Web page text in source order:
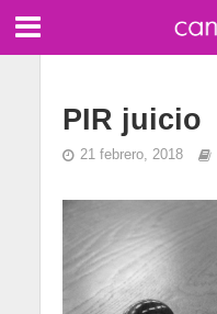
PIR juicio
21 febrero, 2018